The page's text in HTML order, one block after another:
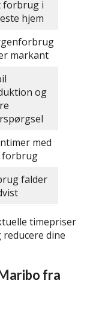
forbrug i
hjem
markant
og
med
forbrug
falder
timepriser
dine
fra